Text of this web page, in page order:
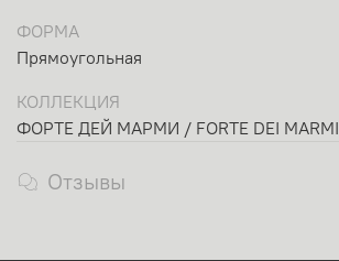
ФОРМА
Прямоугольная
КОЛЛЕКЦИЯ
ФОРТЕ ДЕЙ МАРМИ / FORTE DEI MARMI
Отзывы